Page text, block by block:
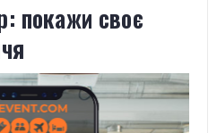
покажи своє